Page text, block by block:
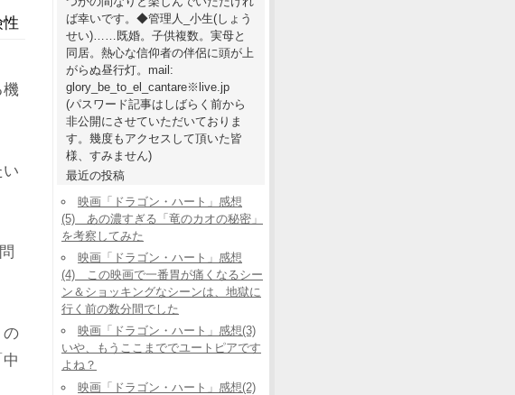
機
の
ば幸いです。◆管理人_小生(しょう
せい)……既婚。子供複数。実母と
同居。熱心な信仰者の伴侶に頭が上
がらぬ昼行灯。mail:
glory_be_to_el_cantare※live.jp
(パスワード記事はしばらく前から
非公開にさせていただいておりま
す。幾度もアクセスして頂いた皆
様、すみません)
最近の投稿
映画「ドラゴン・ハート」感想
(5) あの濃すぎる「竜のカオの秘密」
を考察してみた
映画「ドラゴン・ハート」感想
(4) この映画で一番胃が痛くなるシー
ン＆ショッキングなシーンは、地獄に
行く前の数分間でした
映画「ドラゴン・ハート」感想(3)
いや、もうここまででユートピアです
よね？
映画「ドラゴン・ハート」感想(2)